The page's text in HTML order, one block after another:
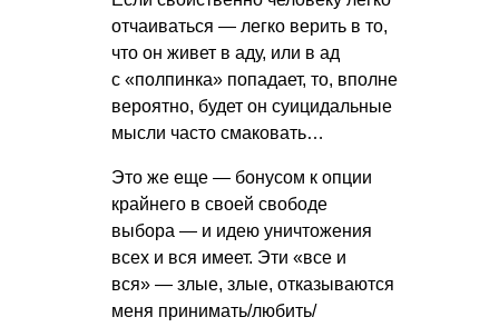
отчаиваться — легко верить в то,
что он живет в аду, или в ад
с «полпинка» попадает, то, вполне
вероятно, будет он суицидальные
мысли часто смаковать…
Это же еще — бонусом к опции
крайнего в своей свободе
выбора — и идею уничтожения
всех и вся имеет. Эти «все и
вся» — злые, злые, отказываются
меня принимать/любить/